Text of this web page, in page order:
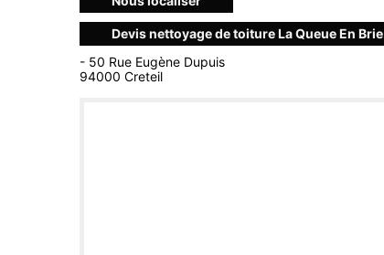
Devis nettoyage de toiture La Queue En Brie
- 50 Rue Eugène Dupuis
94000 Creteil